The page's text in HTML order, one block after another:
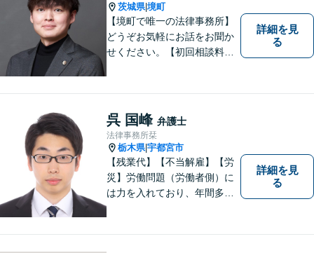
茨城県|境町
【境町で唯一の法律事務所】
どうぞお気軽にお話をお聞か
せください。【初回相談料無
詳細を見
る
呉 国峰 弁護士
法律事務所栞
栃木県|宇都宮市
【残業代】【不当解雇】【労
災】労働問題（労働者側）に
は力を入れており、年間多数
日本労働弁護団（労働者側の
詳細を見
る